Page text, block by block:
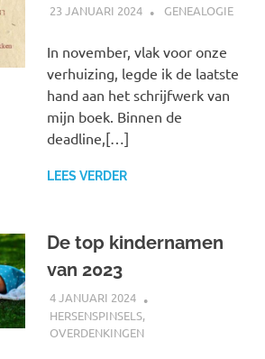
23 JANUARI 2024 MARJOLEIN
GENEALOGIE
In november, vlak voor onze
verhuizing, legde ik de laatste
hand aan het schrijfwerk van
mijn boek. Binnen de
deadline,[…]
LEES VERDER
De top kindernamen
van 2023
4 JANUARI 2024
HERSENSPINSELS,
OVERDENKINGEN